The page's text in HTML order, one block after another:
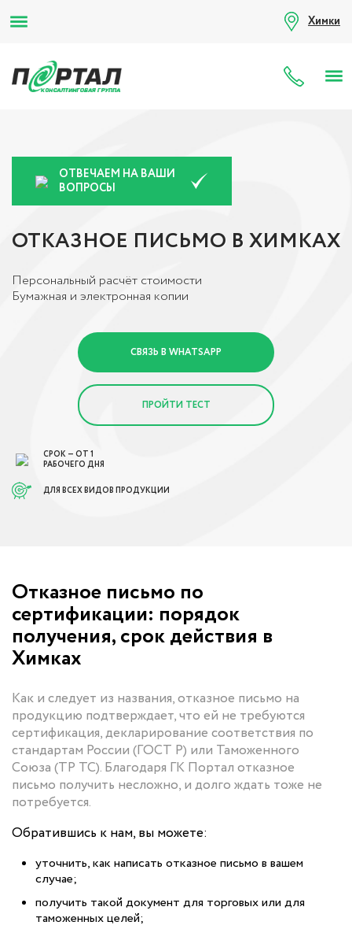
Химки
8
ОТВЕЧАЕМ НА ВАШИ
ВОПРОСЫ
ОТКАЗНОЕ ПИСЬМО В ХИМКАХ
Персональный расчёт стоимости
Бумажная и электронная копии
СВЯЗЬ В WHATSAPP
ПРОЙТИ ТЕСТ
СРОК — ОТ 1
РАБОЧЕГО ДНЯ
ДЛЯ ВСЕХ ВИДОВ ПРОДУКЦИИ
Отказное письмо по
сертификации: порядок
получения, срок действия в
Химках
Как и следует из названия, отказное письмо на
продукцию подтверждает, что ей не требуются
сертификация, декларирование соответствия по
стандартам России (ГОСТ Р) или Таможенного
Союза (ТР ТС). Благодаря ГК Портал отказное
письмо получить несложно, и долго ждать тоже не
потребуется.
Обратившись к нам, вы можете:
уточнить, как написать отказное письмо в вашем
случае;
получить такой документ для торговых или для
таможенных целей;